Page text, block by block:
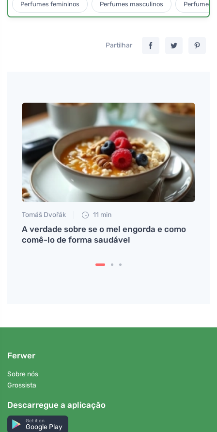
Perfumes femininos Perfumes masculinos Perfumes
Partilhar
Tomáš Dvořák 11 min
A verdade sobre se o mel engorda e como
comê-lo de forma saudável
Ferwer
Sobre nós
Grossista
Descarregue a aplicação
Get it on
Google Play